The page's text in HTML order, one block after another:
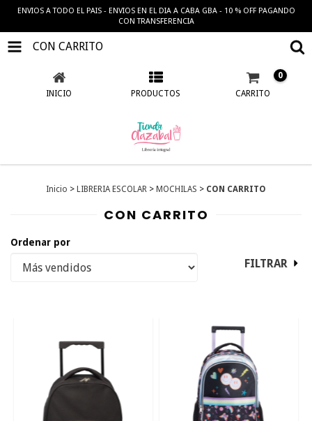
ENVIOS A TODO EL PAIS - ENVIOS EN EL DIA A CABA GBA - 10 % OFF PAGANDO
CON TRANSFERENCIA
CON CARRITO
INICIO PRODUCTOS CARRITO
0
Inicio > LIBRERIA ESCOLAR > MOCHILAS > CON CARRITO
CON CARRITO
Ordenar por
FILTRAR